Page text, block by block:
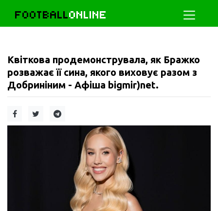
FOOTBALLONLINE
Квіткова продемонструвала, як Бражко
розважає її сина, якого виховує разом з
Добриніним - Афіша bigmir)net.